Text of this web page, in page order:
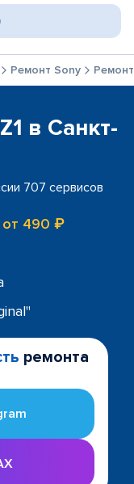
Ремонт Sony
в Санкт-
707 сервисов
от 490 ₽
ремонта